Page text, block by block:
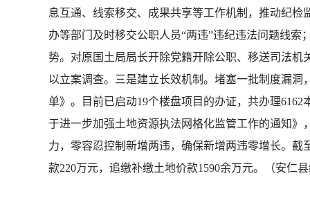
息互通、线索移交、成果共享等工作机制，推动纪
办等部门及时移交公职人员“两违”违纪违法问题线
势。对原国土局局长开除党籍开除公职、移送司法
以立案调查。三是建立长效机制。堵塞一批制度漏
单》。目前已启动19个楼盘项目的办证，共办理
于进一步加强土地资源执法网格化监管工作的通知
力，零容忍控制新增两违，确保新增两违零增长。
款220万元，追缴补缴土地价款1590余万元。（安仁